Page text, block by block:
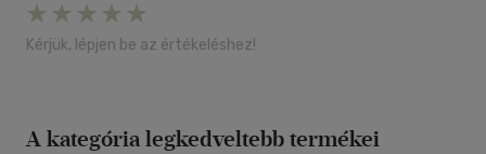
Kérjük, lépjen be az értékeléshez!
A kategória legkedveltebb termékei